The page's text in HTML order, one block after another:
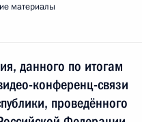
материалы
данного по итогам
конференц-связи
проведённого